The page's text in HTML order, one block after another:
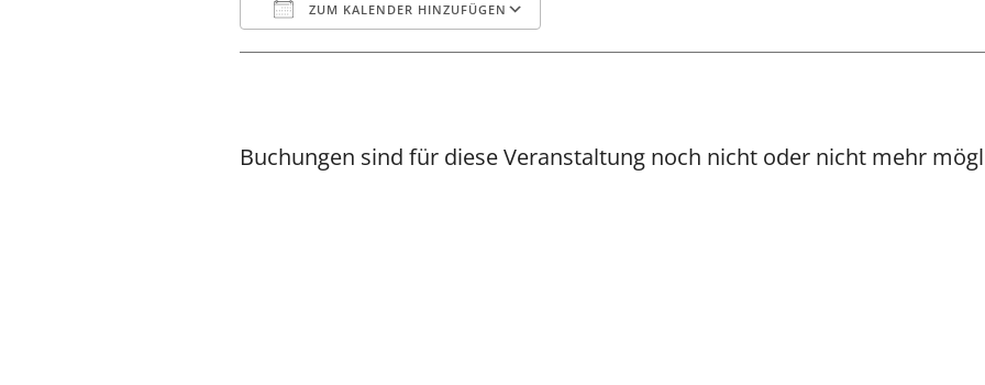
ZUM KALENDER HINZUFÜGEN
Buchungen sind für diese Veranstaltung noch nicht oder nicht mehr